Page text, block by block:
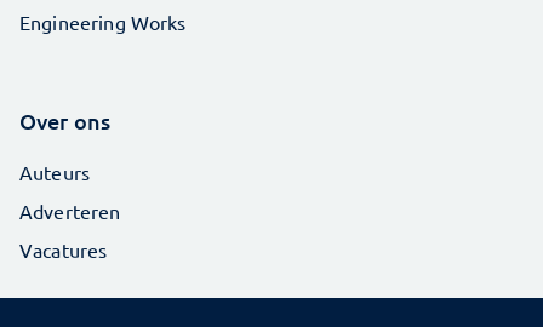
Engineering Works
Over ons
Auteurs
Adverteren
Vacatures